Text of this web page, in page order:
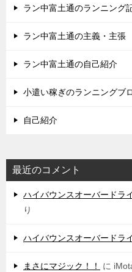
ラン中富土通のランニング
ラン中富土通の主義・主張
ラン中富土通の自己紹介
小遣い稼ぎのランニングブ
自己紹介
最近のコメント
ハイバウンスオーバードラ
り
ハイバウンスオーバードラ
まさにマジック！！ に